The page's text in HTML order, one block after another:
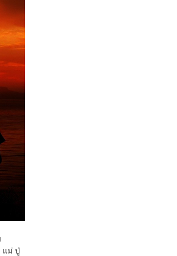
แม่ ปู่